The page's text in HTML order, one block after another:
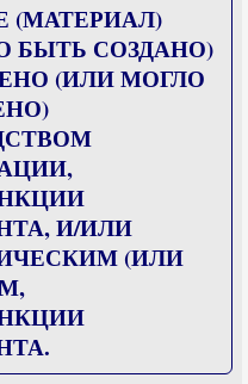
БЫТЬ СОЗДАНО)
(ИЛИ МОГЛО
И/ИЛИ
(ИЛИ